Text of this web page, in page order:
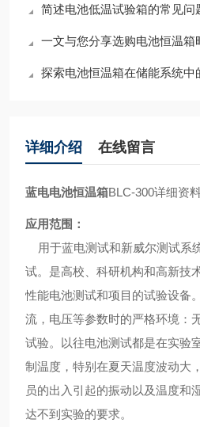
简述电池低温试验箱的常见问
一文与您分享选购电池恒温
探索电池恒温箱在储能系统中
详细介绍 在线留言
蓝电电池恒温箱BLC-300详细资
应用范围：
用于蓝电测试和新威尔测试系
试。是高校、科研机构和高新技
性能电池测试和项目的试验设备
流，电压等参数时的严格环境：
试验。以往电池测试都是在实验
制温度，特别在夏天温度波动大
员的出入引起的振动以及温度和
达不到实验的要求。